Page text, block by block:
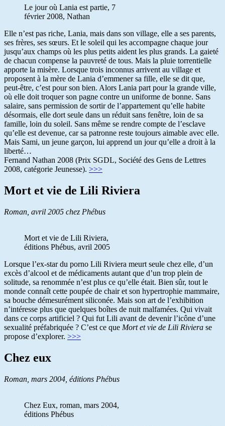
Le jour où Lania est partie, 7
février 2008, Nathan
Elle n’est pas riche, Lania, mais dans son village, elle a ses parents,
ses frères, ses sœurs. Et le soleil qui les accompagne chaque jour
jusqu’aux champs où les plus petits aident les plus grands. La gaieté
de chacun compense la pauvreté de tous. Mais la pluie torrentielle
apporte la misère. Lorsque trois inconnus arrivent au village et
proposent à la mère de Lania d’emmener sa fille, elle se dit que,
peut-être, c’est pour son bien. Alors Lania part pour la grande ville,
où elle doit troquer son pagne contre un uniforme de bonne. Sans
salaire, sans permission de sortir de l’appartement qu’elle habite
désormais, elle dort seule dans un réduit sans fenêtre, loin de sa
famille, loin du soleil. Sans même se rendre compte de l’esclave
qu’elle est devenue, car sa patronne reste toujours aimable avec elle.
Mais Sami, un jeune garçon, lui apprend un jour qu’elle a droit à la
liberté…
Fernand Nathan 2008 (Prix SGDL, Société des Gens de Lettres
2008, catégorie Jeunesse). >>>
Mort et vie de Lili Riviera
Roman, avril 2005 chez Phébus
Mort et vie de Lili Riviera,
éditions Phébus, avril 2005
Lorsque l’ex-star du porno Lili Riviera meurt seule chez elle, d’un
excès d’alcool et de médicaments autant que d’un trop plein de
solitude, sa renommée n’est plus ce qu’elle était. Bien sûr, tout le
monde connaît cette poupée de chair et son hypertrophie mammaire,
sa bouche démesurément siliconée. Mais son art de l’exhibition
n’intéresse plus que quelques boîtes de nuit malfamées. Qui vivait
dans ce corps artificiel ? Qui fut Lili avant de devenir l’icône d’une
sexualité préfabriquée ? C’est ce que Mort et vie de Lili Riviera se
propose d’explorer. >>>
Chez eux
Roman, mars 2004, éditions Phébus
Chez Eux, roman, mars 2004,
éditions Phébus